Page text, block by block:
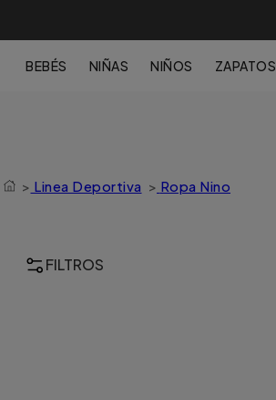
BEBÉS NIÑAS NIÑOS ZAPATOS
> Linea Deportiva > Ropa Nino
FILTROS